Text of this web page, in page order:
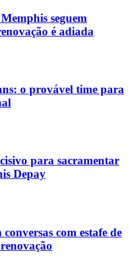
seguem
é adiada
o provável time para
para sacramentar
Depay
com estafe de